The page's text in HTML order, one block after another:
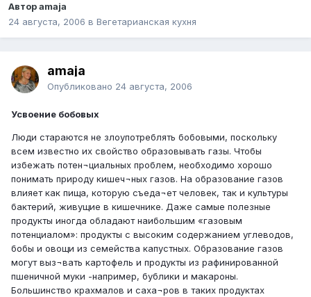
Авторamaja
24 августа, 2006 в Вегетарианская кухня
amaja
Опубликовано 24 августа, 2006
Усвоение бобовых
Люди стараются не злоупотреблять бобовыми, поскольку
всем известно их свойство образовывать газы. Чтобы
избежать потен¬циальных проблем, необходимо хорошо
понимать природу кишеч¬ных газов. На образование газов
влияет как пища, которую съеда¬ет человек, так и культуры
бактерий, живущие в кишечнике. Даже самые полезные
продукты иногда обладают наибольшим «газовым
потенциалом»: продукты с высоким содержанием углеводов,
бобы и овощи из семейства капустных. Образование газов
могут выз¬вать картофель и продукты из рафинированной
пшеничной муки -например, бублики и макароны.
Большинство крахмалов и саха¬ров в таких продуктах